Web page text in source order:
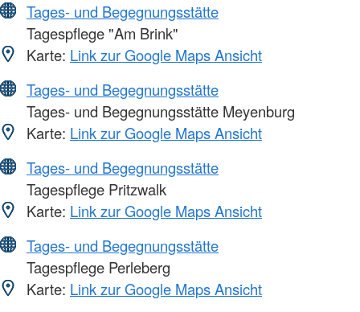
Tages- und Begegnungsstätte
Tagespflege "Am Brink"
Karte: Link zur Google Maps Ansicht
Tages- und Begegnungsstätte
Tages- und Begegnungsstätte Meyenburg
Karte: Link zur Google Maps Ansicht
Tages- und Begegnungsstätte
Tagespflege Pritzwalk
Karte: Link zur Google Maps Ansicht
Tages- und Begegnungsstätte
Tagespflege Perleberg
Karte: Link zur Google Maps Ansicht